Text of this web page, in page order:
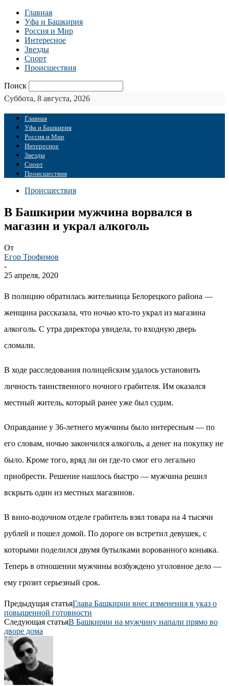
Главная
Уфа и Башкирия
Россия и Мир
Интересное
Звезды
Спорт
Происшествия
Поиск
Суббота, 8 августа, 2026
Главная
Уфа и Башкирия
Россия и Мир
Интересное
Звезды
Спорт
Происшествия
Происшествия
В Башкирии мужчина ворвался в
магазин и украл алкоголь
От
Егор Трофимов
-
25 апреля, 2020
В полицию обратилась жительница Белорецкого района —
женщина рассказала, что ночью кто-то украл из магазина
алкоголь. С утра директора увидела, то входную дверь
сломали.
В ходе расследования полицейским удалось установить
личность таинственного ночного грабителя. Им оказался
местный житель, который ранее уже был судим.
Оправдание у 36-летнего мужчины было интересным — по
его словам, ночью закончился алкоголь, а денег на покупку не
было. Кроме того, вряд ли он где-то смог его легально
приобрести. Решение нашлось быстро — мужчина решил
вскрыть один из местных магазинов.
В вино-водочном отделе грабитель взял товара на 4 тысячи
рублей и пошел домой. По дороге он встретил девушек, с
которыми поделился двумя бутылками ворованного коньяка.
Теперь в отношении мужчины возбуждено уголовное дело —
ему грозит серьезный срок.
Предыдущая статьяГлава Башкирии внес изменения в указ о
повышенной готовности
Следующая статьяВ Башкирии на мужчину напали прямо во
дворе дома